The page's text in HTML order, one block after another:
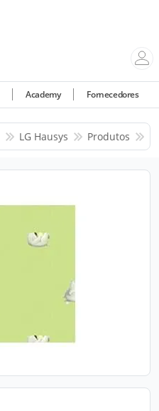
Academy Fornecedores
LG Hausys Produtos